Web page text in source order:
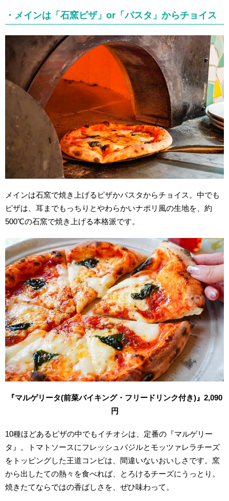
・メインは「石窯ピザ」or「パスタ」からチョイス
メインは石窯で焼き上げるピザかパスタからチョイス。中でも
ピザは、耳までもっちりとやわらかいナポリ風の生地を、約
500℃の石窯で焼き上げる本格派です。
『マルゲリータ(前菜バイキング・フリードリンク付き)』2,090
円
10種ほどあるピザの中でもイチオシは、定番の『マルゲリー
タ』。トマトソースにフレッシュバジルとモッツァレラチーズ
をトッピングした王道コンビは、間違いないおいしさです。窯
から出したての熱々を食べれば、とろけるチーズにうっとり。
焼きたてならではの香ばしさを、ぜひ味わって。